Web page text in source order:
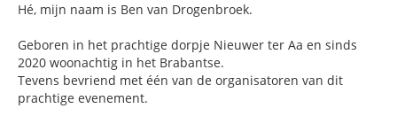
Hé, mijn naam is Ben van Drogenbroek.
Geboren in het prachtige dorpje Nieuwer ter Aa en sinds
2020 woonachtig in het Brabantse.
Tevens bevriend met één van de organisatoren van dit
prachtige evenement.